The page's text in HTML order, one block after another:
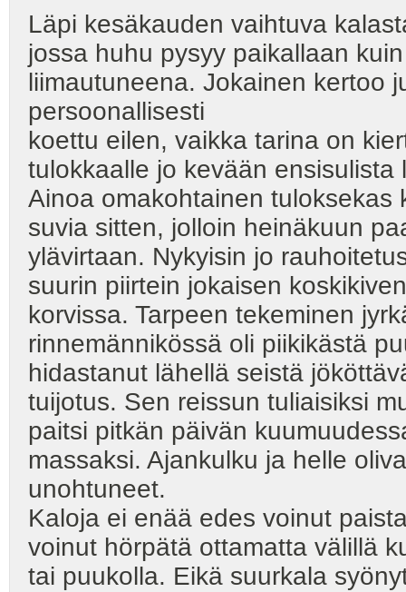
Läpi kesäkauden vaihtuva
jossa huhu pysyy paikallaan
liimautuneena. Jokainen kertoo
persoonallisesti
koettu eilen, vaikka tarina on
tulokkaalle jo kevään ensisulista
Ainoa omakohtainen tuloksekas
suvia sitten, jolloin heinäkuun
ylävirtaan. Nykyisin jo
suurin piirtein jokaisen
korvissa. Tarpeen tekeminen
rinnemännikössä oli piikikästä
hidastanut lähellä seistä
tuijotus. Sen reissun tuliaisiksi
paitsi pitkän päivän
massaksi. Ajankulku ja helle
unohtuneet.
Kaloja ei enää edes voinut
voinut hörpätä ottamatta välillä
tai puukolla. Eikä suurkala